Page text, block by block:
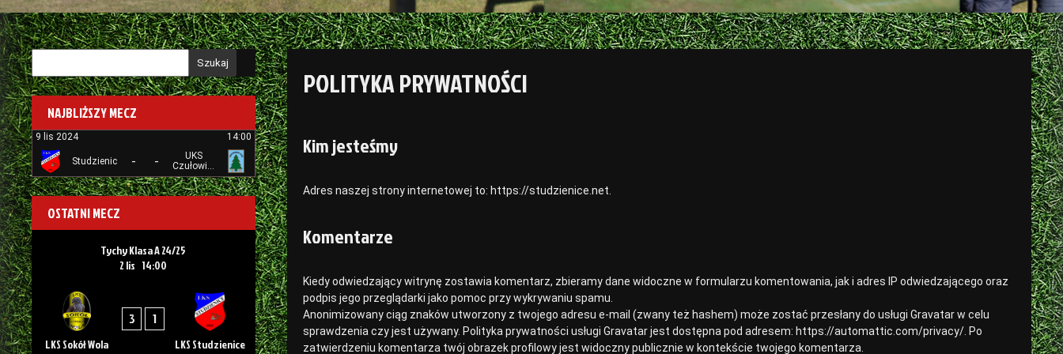
POLITYKA PRYWATNOŚCI
Kim jesteśmy
Adres naszej strony internetowej to: https://studzienice.net.
Komentarze
Kiedy odwiedzający witrynę zostawia komentarz, zbieramy dane widoczne w formularzu komentowania, jak i adres IP odwiedzającego oraz
podpis jego przeglądarki jako pomoc przy wykrywaniu spamu.
Anonimizowany ciąg znaków utworzony z twojego adresu e-mail (zwany też hashem) może zostać przesłany do usługi Gravatar w celu
sprawdzenia czy jest używany. Polityka prywatności usługi Gravatar jest dostępna pod adresem: https://automattic.com/privacy/. Po
zatwierdzeniu komentarza twój obrazek profilowy jest widoczny publicznie w kontekście twojego komentarza.
Szukaj
NAJBLIŻSZY MECZ
9 lis 2024 14:00
Studzienice - -
UKS
Czułowianka
Tychy
OSTATNI MECZ
Tychy Klasa A 24/25
2 lis 14:00
LKS Sokół Wola
3 1
LKS Studzienice